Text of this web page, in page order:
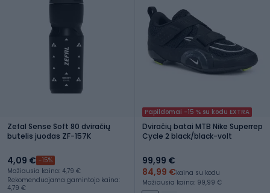
Zefal Sense Soft 80 dviračių
butelis juodas ZF-157K
4,09 € -15%
Mažiausia kaina: 4,79 €
Rekomenduojama gamintojo kaina:
4,79 €
Papildomai -15 % su kodu EXTRA
Dviračių batai MTB Nike Superrep
Cycle 2 black/black-volt
99,99 €
84,99 €kaina su kodu
Mažiausia kaina: 99,99 €